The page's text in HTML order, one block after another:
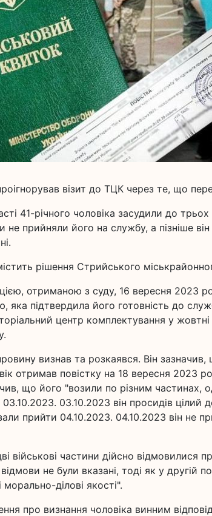
візит до ТЦК через те, що
41-річного чоловіка засудили до
не прийняли його на службу, а пізніше
рішення Стрийського
отриманою з суду, 16 вересня 2023
яка підтвердила його готовність до
центр комплектування у
визнав та розкаявся. Він
отримав повістку на 18 вересня 2023
що його "возили по різним частинах,
03.10.2023. 03.10.2023 він просидів цілий
прийти 04.10.2023. 04.10.2023 він не
військові частини дійсно відмовилися
не були вказані, тоді як у другій
морально-ділові якості".
про визнання чоловіка винним